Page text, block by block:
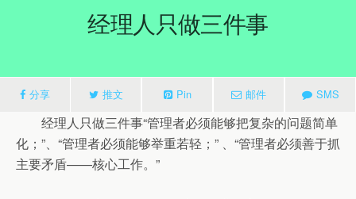
经理人只做三件事
分享 推文 Pin 邮件 SMS
经理人只做三件事“管理者必须能够把复杂的问题简单
化；”、“管理者必须能够举重若轻；” 、“管理者必须善于抓
主要矛盾——核心工作。”